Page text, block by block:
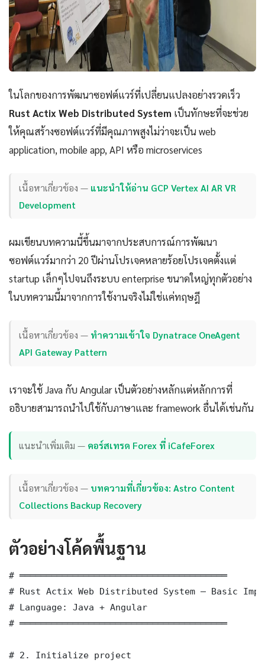
ในโลกของการพัฒนาซอฟต์แวร์ที่เปลี่ยนแปลงอย่างรวดเร็ว
Rust Actix Web Distributed System เป็นทักษะที่จะช่วย
ให้คุณสร้างซอฟต์แวร์ที่มีคุณภาพสูงไม่ว่าจะเป็น web
application, mobile app, API หรือ microservices
เนื้อหาเกี่ยวข้อง — แนะนำให้อ่าน GCP Vertex AI AR VR
Development
ผมเขียนบทความนี้ขึ้นมาจากประสบการณ์การพัฒนา
ซอฟต์แวร์มากว่า 20 ปีผ่านโปรเจคหลายร้อยโปรเจคตั้งแต่
startup เล็กๆไปจนถึงระบบ enterprise ขนาดใหญ่ทุกตัวอย่าง
ในบทความนี้มาจากการใช้งานจริงไม่ใช่แค่ทฤษฎี
เนื้อหาเกี่ยวข้อง — ทำความเข้าใจ Dynatrace OneAgent
API Gateway Pattern
เราจะใช้ Java กับ Angular เป็นตัวอย่างหลักแต่หลักการที่
อธิบายสามารถนำไปใช้กับภาษาและ framework อื่นได้เช่นกัน
แนะนำเพิ่มเติม — คอร์สเทรด Forex ที่ iCafeForex
เนื้อหาเกี่ยวข้อง — บทความที่เกี่ยวข้อง: Astro Content
Collections Backup Recovery
ตัวอย่างโค้ดพื้นฐาน
# ═══════════════════════════════════════
# Rust Actix Web Distributed System — Basic
# Language: Java + Angular
# ═══════════════════════════════════════
# 2. Initialize project